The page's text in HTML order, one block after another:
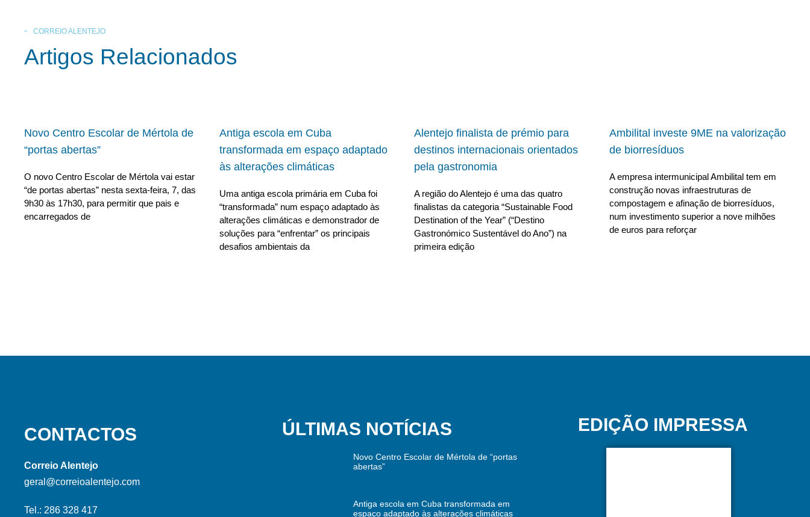
CORREIO ALENTEJO
Artigos Relacionados
Novo Centro Escolar de Mértola de
“portas abertas”
O novo Centro Escolar de Mértola vai estar
“de portas abertas” nesta sexta-feira, 7, das
9h30 às 17h30, para permitir que pais e
encarregados de
Antiga escola em Cuba
transformada em espaço adaptado
às alterações climáticas
Uma antiga escola primária em Cuba foi
“transformada” num espaço adaptado às
alterações climáticas e demonstrador de
soluções para “enfrentar” os principais
desafios ambientais da
Alentejo finalista de prémio para
destinos internacionais orientados
pela gastronomia
A região do Alentejo é uma das quatro
finalistas da categoria “Sustainable Food
Destination of the Year” (“Destino
Gastronómico Sustentável do Ano”) na
primeira edição
Ambilital investe 9ME na valorização
de biorresíduos
A empresa intermunicipal Ambilital tem em
construção novas infraestruturas de
compostagem e afinação de biorresíduos,
num investimento superior a nove milhões
de euros para reforçar
CONTACTOS
Correio Alentejo
geral@correioalentejo.com
Tel.: 286 328 417
ÚLTIMAS NOTÍCIAS
Novo Centro Escolar de Mértola de “portas
abertas”
Antiga escola em Cuba transformada em
espaço adaptado às alterações climáticas
EDIÇÃO IMPRESSA